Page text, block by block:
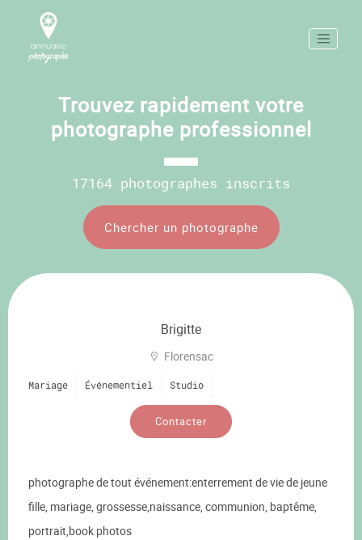
Trouvez rapidement votre
photographe professionnel
17164 photographes inscrits
Chercher un photographe
Brigitte
Florensac
Mariage Événementiel Studio
Contacter
photographe de tout événement:enterrement de vie de jeune
fille, mariage, grossesse,naissance, communion, baptême,
portrait,book photos